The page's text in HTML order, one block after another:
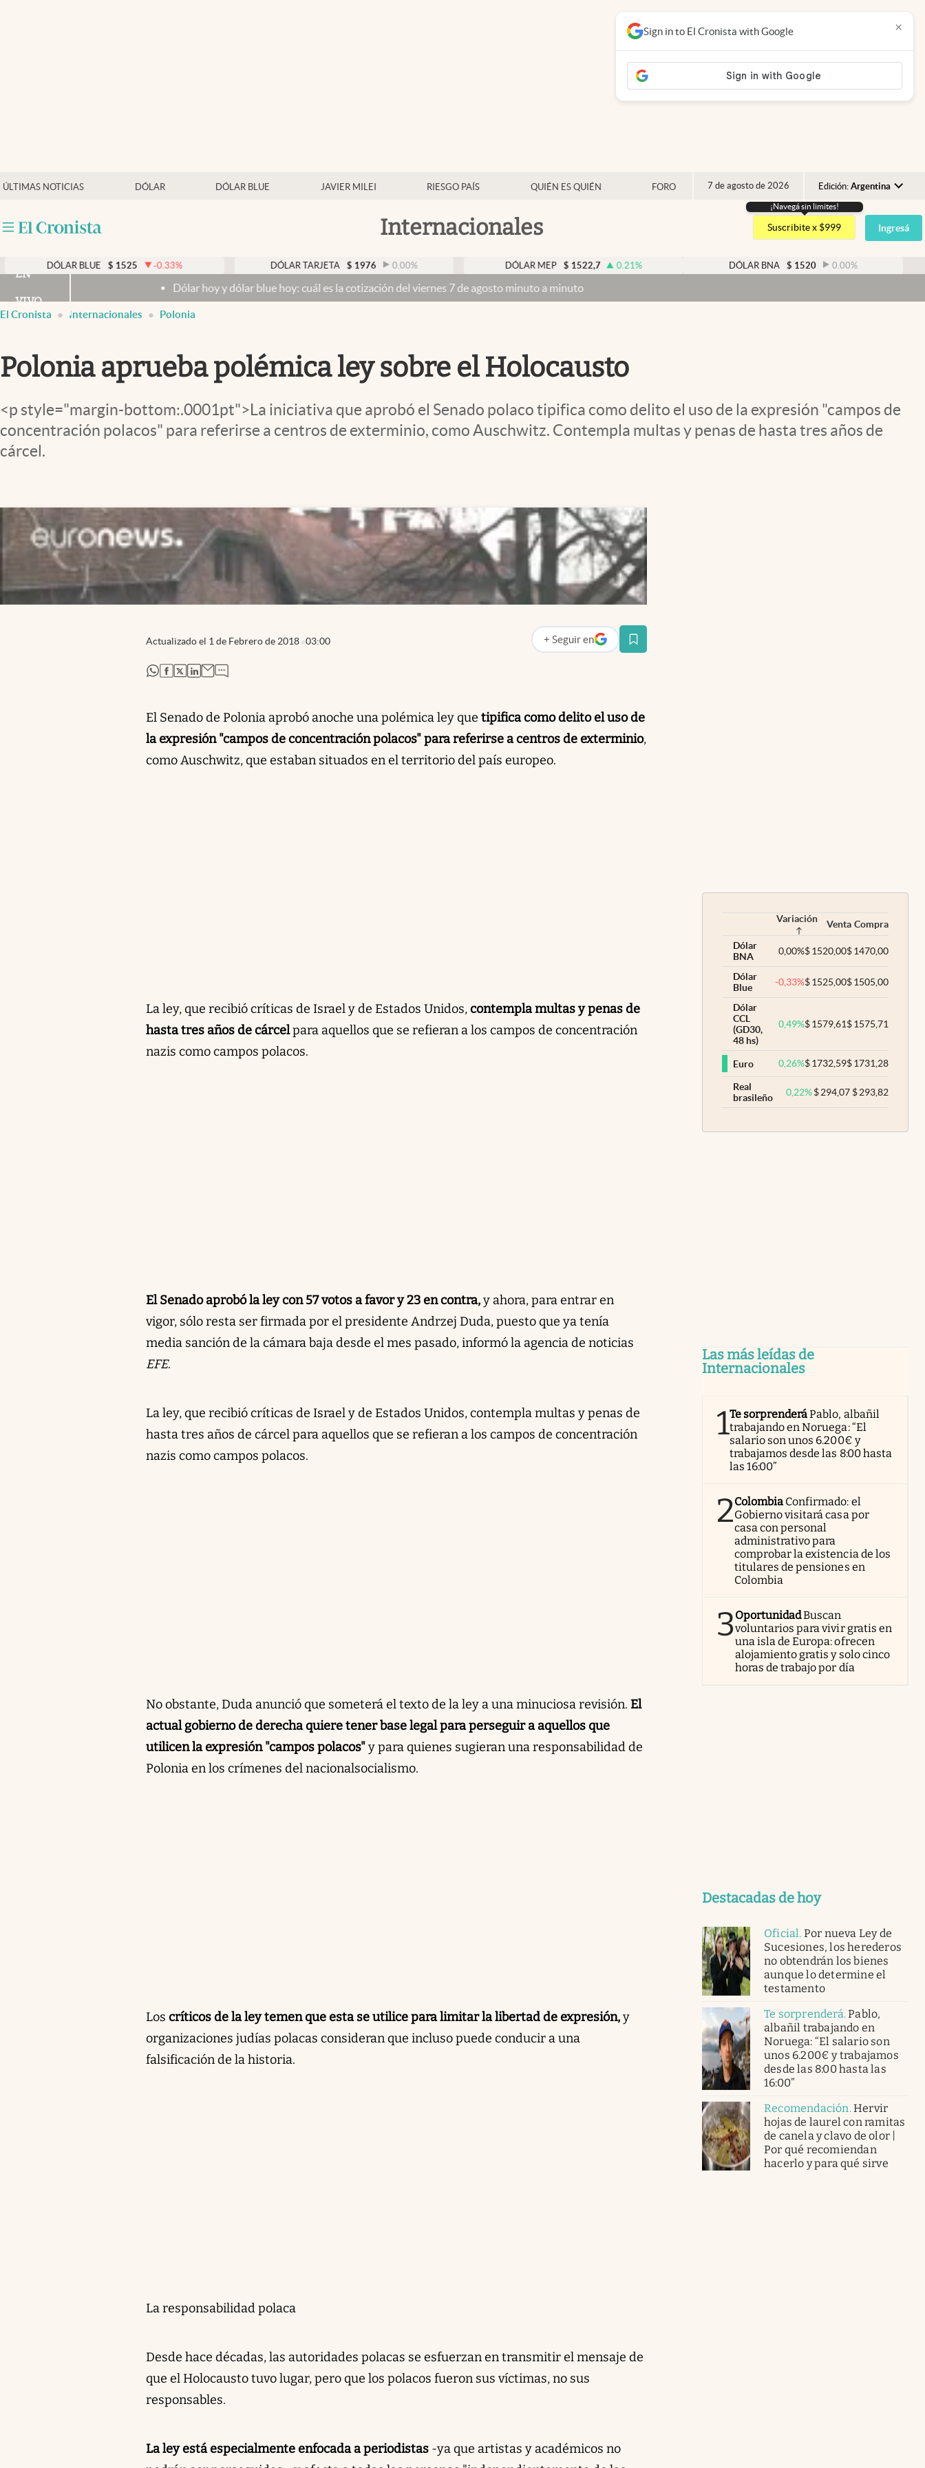
ÚLTIMAS NOTICIAS DÓLAR DÓLAR BLUE JAVIER MILEI RIESGO PAÍS QUIÉN ES QUIÉN FORO 7 de agosto de 2026 Edición: Argentina
Argentina
España
USA
Internacionales
Mercados Online
Otras secciones
Infotechnology
Clima
Eventos Corporativos
El Cronista Studio
¡Navegá sin limites!
Suscribite x $999 Ingresá
DÓLAR BLUE $ 1525 -0.33% DÓLAR TARJETA $ 1976 0.00% DÓLAR MEP $ 1522,7 0.21% DÓLAR BNA $ 1520 0.00%
EN
VIVO
Dólar hoy y dólar blue hoy: cuál es la cotización del viernes 7 de agosto minuto a minuto
Sign in to El Cronista with Google ×
El Cronista Internacionales Polonia
Polonia aprueba polémica ley sobre el Holocausto
<p style="margin-bottom:.0001pt">La iniciativa que aprobó el Senado polaco tipifica como delito el uso de la expresión "campos de
concentración polacos" para referirse a centros de exterminio, como Auschwitz. Contempla multas y penas de hasta tres años de
cárcel.
Actualizado el 1 de Febrero de 2018 03:00 + Seguir en
abre en nueva pestaña
abre en nueva pestaña
abre en nueva pestaña
abre en nueva pestaña
abre en nueva pestaña
El Senado de Polonia aprobó anoche una polémica ley que tipifica como delito el uso de
la expresión "campos de concentración polacos" para referirse a centros de exterminio,
como Auschwitz, que estaban situados en el territorio del país europeo.
La ley, que recibió críticas de Israel y de Estados Unidos,contempla multas y penas de
hasta tres años de cárcelpara aquellos que se refieran a los campos de concentración
nazis como campos polacos.
El Senado aprobó la ley con 57 votos a favor y 23 en contra,y ahora, para entrar en
vigor, sólo resta ser firmada por el presidente Andrzej Duda, puesto que ya tenía
media sanción de la cámara baja desde el mes pasado, informó la agencia de noticias
EFE.
La ley, que recibió críticas de Israel y de Estados Unidos, contempla multas y penas de
hasta tres años de cárcel para aquellos que se refieran a los campos de concentración
nazis como campos polacos.
No obstante, Duda anunció que someterá el texto de la ley a una minuciosa revisión. El
actual gobierno de derecha quiere tener base legal para perseguir a aquellos que
utilicen la expresión "campos polacos"y para quienes sugieran una responsabilidad de
Polonia en los crímenes del nacionalsocialismo.
Los críticos de la ley temen que esta se utilice para limitar la libertad de expresión,y
organizaciones judías polacas consideran que incluso puede conducir a una
falsificación de la historia.
La responsabilidad polaca
Desde hace décadas, las autoridades polacas se esfuerzan en transmitir el mensaje de
que el Holocausto tuvo lugar, pero que los polacos fueron sus víctimas, no sus
responsables.
La ley está especialmente enfocada a periodistas -ya que artistas y académicos no
Variación Venta Compra
Dólar
BNA
0,00%$1520,00$1470,00
Dólar
Blue
-0,33%$1525,00$1505,00
Dólar
CCL
(GD30,
48 hs)
0,49%$1579,61$1575,71
Euro 0,26%$1732,59$1731,28
Real
brasileño
0,22% $294,07 $293,82
Las más leídas de
Internacionales
1Te sorprenderáPablo, albañil
trabajando en Noruega: “El
salario son unos 6.200€ y
trabajamos desde las 8:00 hasta
las 16:00”
2Colombia Confirmado: el
Gobierno visitará casa por
casa con personal
administrativo para
comprobar la existencia de los
titulares de pensiones en
Colombia
3OportunidadBuscan
voluntarios para vivir gratis en
una isla de Europa: ofrecen
alojamiento gratis y solo cinco
horas de trabajo por día
Destacadas de hoy
Oficial. Por nueva Ley de
Sucesiones, los herederos
no obtendrán los bienes
aunque lo determine el
testamento
Te sorprenderá.Pablo,
albañil trabajando en
Noruega: “El salario son
unos 6.200€ y trabajamos
desde las 8:00 hasta las
16:00”
Recomendación.Hervir
hojas de laurel con ramitas
de canela y clavo de olor |
Por qué recomiendan
hacerlo y para qué sirve